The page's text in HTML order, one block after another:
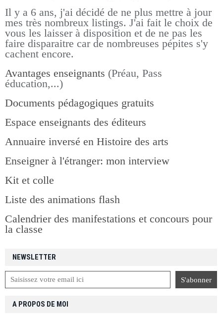
NEWSLETTER
Il y a 6 ans, j'ai décidé de ne plus mettre à jour
mes très nombreux listings. J'ai fait le choix de
vous les laisser à disposition et de ne pas les
faire disparaitre car de nombreuses pépites s'y
cachent encore.
Avantages enseignants (Préau, Pass
éducation,...)
Documents pédagogiques gratuits
Espace enseignants des éditeurs
Annuaire inversé en Histoire des arts
Enseigner à l'étranger: mon interview
Kit et colle
Liste des animations flash
Calendrier des manifestations et concours pour
la classe
A PROPOS DE MOI